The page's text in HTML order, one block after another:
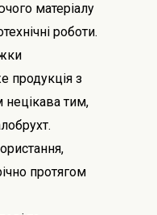
матеріалу
роботи.
продукція з
нецікава тим,
протягом